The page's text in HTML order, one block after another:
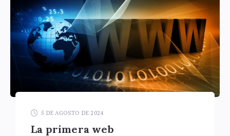
5 DE AGOSTO DE 2024
La primera web